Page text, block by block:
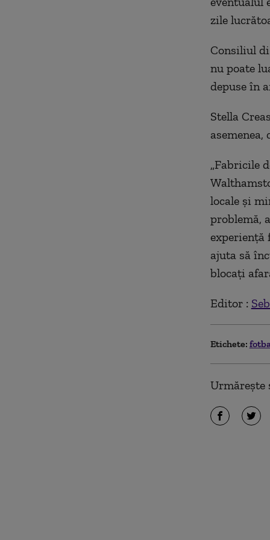
zile
Consiliul
nu poate
depuse în
Stella
„Fabricile
locale şi
problemă,
experienţă
ajuta să
blocaţi
Editor :
Etichete: